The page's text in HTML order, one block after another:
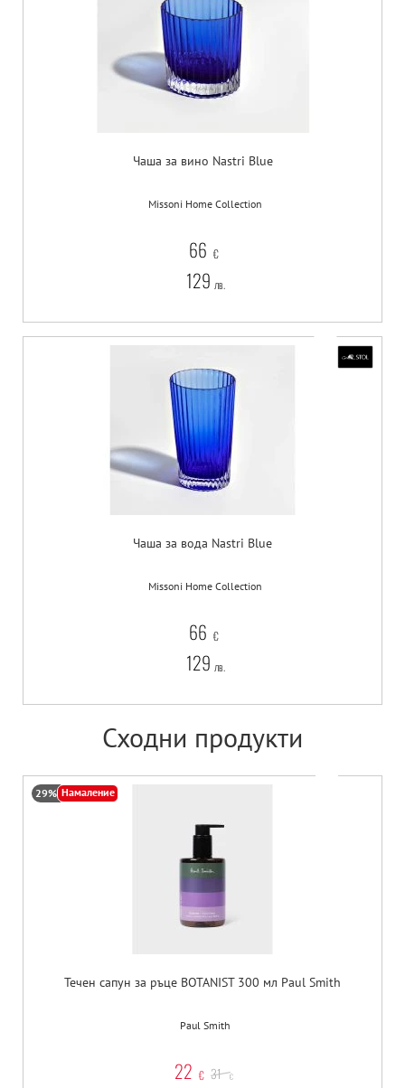
Чаша за вино Nastri Blue
Missoni Home Collection
66 €
129 лв.
Чаша за вода Nastri Blue
Missoni Home Collection
66 €
129 лв.
Сходни продукти
29% Намаление
Течен сапун за ръце BOTANIST 300 мл Paul Smith
Paul Smith
22 € 31 €